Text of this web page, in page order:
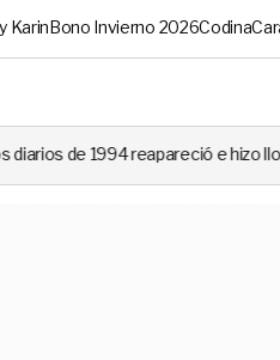
KarinBono Invierno 2026Codina
e hizo llorar a todos en Canal 13